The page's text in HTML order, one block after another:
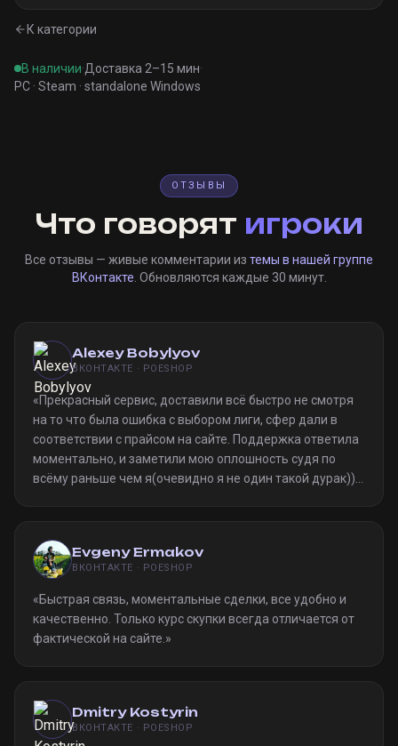
К категории
В наличии·Доставка 2–15 мин·
PC · Steam · standalone Windows
ОТЗЫВЫ
Что говорят игроки
Все отзывы — живые комментарии из темы в нашей группе
ВКонтакте . Обновляются каждые 30 минут.
Alexey Bobylyov
ВКОНТАКТЕ · POESHOP
«Прекрасный сервис, доставили всё быстро не смотря
на то что была ошибка с выбором лиги, сфер дали в
соответствии с прайсом на сайте. Поддержка ответила
моментально, и заметили мою оплошность судя по
всёму раньше чем я(очевидно я не один такой дурак)).
Evgeny Ermakov
ВКОНТАКТЕ · POESHOP
«Быстрая связь, моментальные сделки, все удобно и
качественно. Только курс скупки всегда отличается от
фактической на сайте. »
Dmitry Kostyrin
ВКОНТАКТЕ · POESHOP